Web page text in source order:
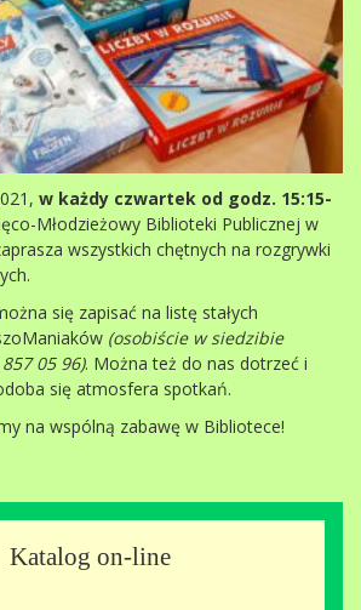
w każdy czwartek od godz. 15:15-
Młodzieżowy Biblioteki Publicznej w
wszystkich chętnych na rozgrywki
się zapisać na listę stałych
(osobiście w siedzibie
05 96). Można też do nas dotrzeć i
się atmosfera spotkań.
na wspólną zabawę w Bibliotece!
Katalog on-line